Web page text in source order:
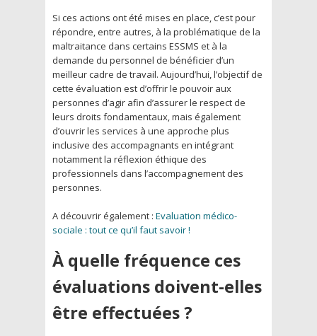
Si ces actions ont été mises en place, c’est pour
répondre, entre autres, à la problématique de la
maltraitance dans certains ESSMS et à la
demande du personnel de bénéficier d’un
meilleur cadre de travail. Aujourd’hui, l’objectif de
cette évaluation est d’offrir le pouvoir aux
personnes d’agir afin d’assurer le respect de
leurs droits fondamentaux, mais également
d’ouvrir les services à une approche plus
inclusive des accompagnants en intégrant
notamment la réflexion éthique des
professionnels dans l’accompagnement des
personnes.
A découvrir également : Evaluation médico-
sociale : tout ce qu’il faut savoir !
À quelle fréquence ces
évaluations doivent-elles
être effectuées ?